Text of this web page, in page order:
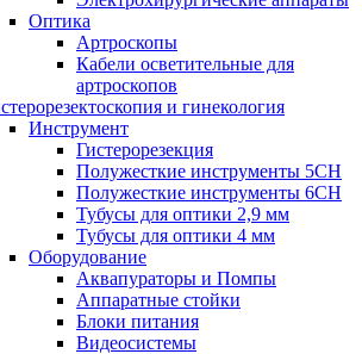
Оптика
Артроскопы
Кабели осветительные для
артроскопов
и гинекология
Инструмент
Гистерорезекция
Полужесткие инструменты 5CH
Полужесткие инструменты 6CH
Тубусы для оптики 2,9 мм
Тубусы для оптики 4 мм
Оборудование
Аквапураторы и Помпы
Аппаратные стойки
Блоки питания
Видеосистемы